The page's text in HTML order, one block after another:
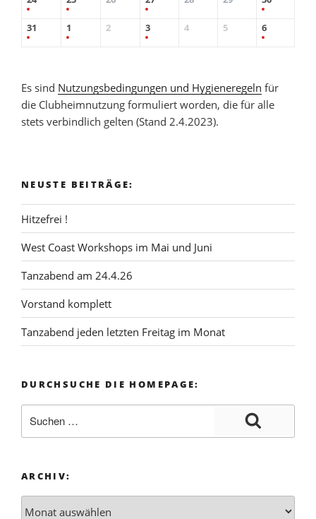
31 1 2 3 4 5 6
Es sind Nutzungsbedingungen und Hygieneregeln für
die Clubheimnutzung formuliert worden, die für alle
stets verbindlich gelten (Stand 2.4.2023).
NEUSTE BEITRÄGE:
Hitzefrei !
West Coast Workshops im Mai und Juni
Tanzabend am 24.4.26
Vorstand komplett
Tanzabend jeden letzten Freitag im Monat
DURCHSUCHE DIE HOMEPAGE:
ARCHIV: